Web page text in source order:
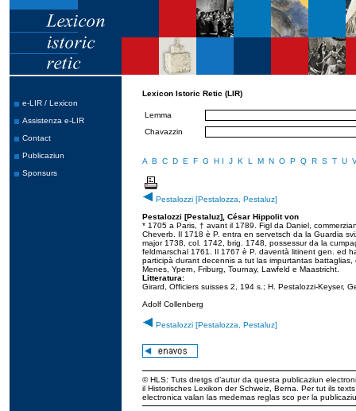
e-LIR / Lexicon
Assistenza e-LIR
Contact
Publicaziun
Sponsurs
Lexicon Istoric Retic (LIR)
Lemma
Chavazzin
A B C D E F G H I J K L M N O P Q R S T U
Pestalozzi [Pestalozza, Pestaluz]
Pestalozzi [Pestaluz], César Hippolit von
* 1705 a Paris, † avant il 1789. Figl da Daniel,
Cheverb. Il 1718 è P. entra en servetsch da la Guardia
major 1738, col. 1742, brig. 1748, possessur da la
feldmarschal 1761. Il 1767 è P. daventà litinent gen. ed
participà durant decennis a tut las impurtantas
Menes, Ypern, Friburg, Tournay, Lawfeld e Maastricht.
Litteratura:
Girard, Officiers suisses 2, 194 s.; H. Pestalozzi-Keyser,
Adolf Collenberg
Pestalozzi [Pestalozza, Pestaluz]
© HLS: Tuts dretgs d’autur da questa publicaziun
il Historisches Lexikon der Schweiz, Berna. Per tut ils
electronica valan las medemas reglas sco per la